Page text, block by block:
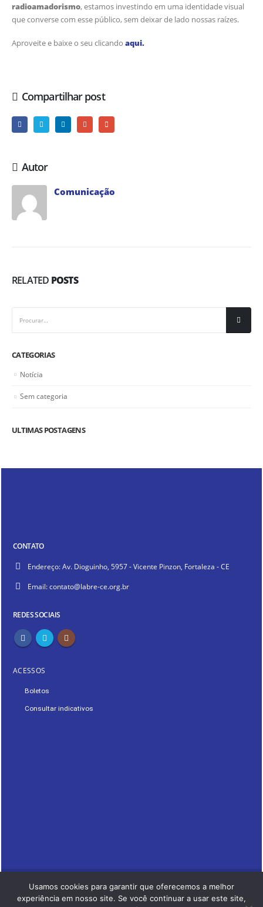
radioamadorismo, estamos investindo em uma identidade visual
que converse com esse público, sem deixar de lado nossas raízes.
Aproveite e baixe o seu clicando aqui.
Compartilhar post
Autor
Comunicação
RELATED POSTS
CATEGORIAS
Notícia
Sem categoria
ULTIMAS POSTAGENS
CONTATO
Endereço:Av. Dioguinho, 5957 - Vicente Pinzon, Fortaleza - CE
Email:contato@labre-ce.org.br
REDES SOCIAIS
ACESSOS
Boletos
Consultar indicativos
© LABRE. 2021. Todos os Direitos Reservados.
Usamos cookies para garantir que oferecemos a melhor
experiência em nosso site. Se você continuar a usar este site,